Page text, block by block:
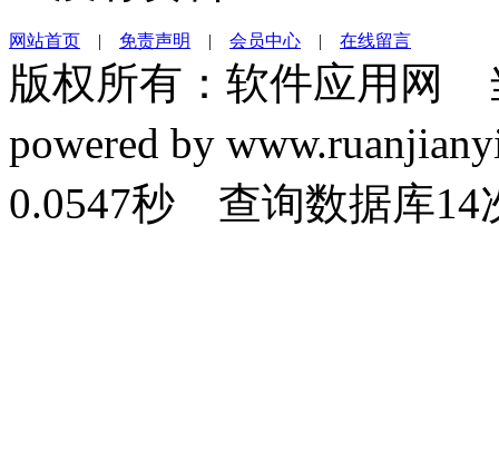
网站首页 | 免责声明 | 会员中心 | 在线留言
版权所有：软件应用网
powered by
0.0547秒 查询数据库